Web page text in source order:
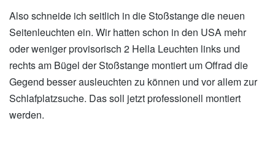
Also schneide ich seitlich in die Stoßstange die neuen
Seitenleuchten ein. Wir hatten schon in den USA mehr
oder weniger provisorisch 2 Hella Leuchten links und
rechts am Bügel der Stoßstange montiert um Offrad die
Gegend besser ausleuchten zu können und vor allem zur
Schlafplatzsuche. Das soll jetzt professionell montiert
werden.